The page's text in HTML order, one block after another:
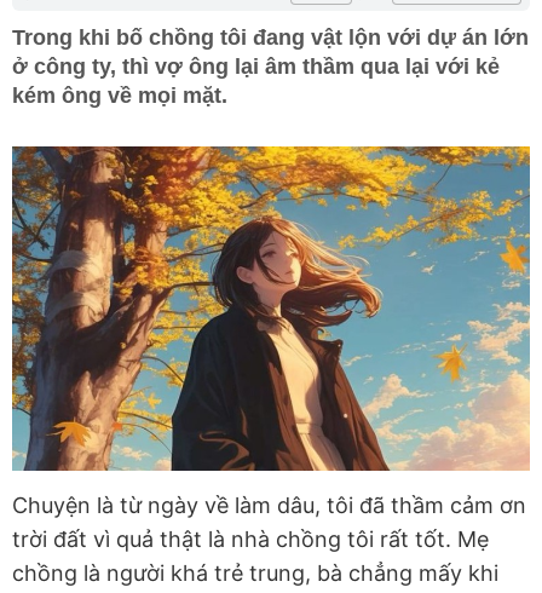
Trong khi bố chồng tôi đang vật lộn với dự án lớn
ở công ty, thì vợ ông lại âm thầm qua lại với kẻ
kém ông về mọi mặt.
Chuyện là từ ngày về làm dâu, tôi đã thầm cảm ơn
trời đất vì quả thật là nhà chồng tôi rất tốt. Mẹ
chồng là người khá trẻ trung, bà chẳng mấy khi